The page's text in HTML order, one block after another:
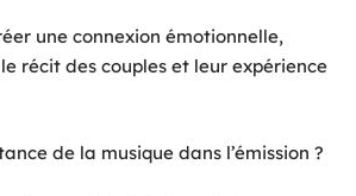
une connexion émotionnelle,
récit des couples et leur expérience
de la musique dans l’émission ?